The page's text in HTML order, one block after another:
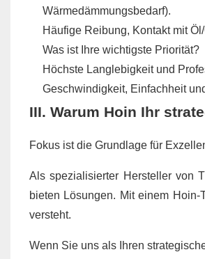
Wärmedämmungsbedarf).
Häufige Reibung, Kontakt mit
Was ist Ihre wichtigste Priorität?
Höchste Langlebigkeit und
Geschwindigkeit, Einfachheit
III. Warum Hoin Ihr
Fokus ist die Grundlage für
Als spezialisierter Hersteller von
bieten Lösungen. Mit einem
versteht.
Wenn Sie uns als Ihren